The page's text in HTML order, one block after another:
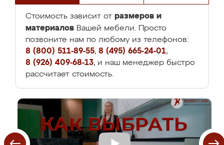
Стоимость зависит от размеров и
материалов Вашей мебели. Просто
позвоните нам по любому из телефонов:
8 (800) 511-89-55, 8 (495) 665-24-01,
8 (926) 409-68-13, и наш менеджер быстро
рассчитает стоимость.